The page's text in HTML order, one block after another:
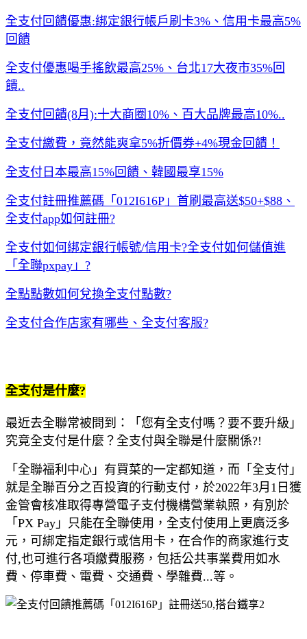
全支付回饋優惠:綁定銀行帳戶刷卡3%、信用卡最高5%
回饋
全支付優惠喝手搖飲最高25%、台北17大夜市35%回
饋..
全支付回饋(8月):十大商圈10%、百大品牌最高10%..
全支付繳費，竟然能爽拿5%折價券+4%現金回饋！
全支付日本最高15%回饋、韓國最享15%
全支付註冊推薦碼「012I616P」首刷最高送$50+$88、
全支付app如何註冊?
全支付如何綁定銀行帳號/信用卡?全支付如何儲值進
「全聯pxpay」?
全點點數如何兌換全支付點數?
全支付合作店家有哪些、全支付客服?
全支付是什麼?
最近去全聯常被問到：「您有全支付嗎？要不要升級」
究竟全支付是什麼？全支付與全聯是什麼關係?!
「全聯福利中心」有買菜的一定都知道，而「全支付」
就是全聯百分之百投資的行動支付，於2022年3月1日獲
金管會核准取得專營電子支付機構營業執照，有別於
「PX Pay」只能在全聯使用，全支付使用上更廣泛多
元，可綁定指定銀行或信用卡，在合作的商家進行支
付,也可進行各項繳費服務，包括公共事業費用如水
費、停車費、電費、交通費、學雜費...等。